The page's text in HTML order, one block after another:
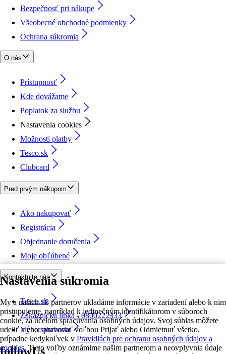
Nastavenia súkromia
My a našich 18 partnerov ukladáme informácie v zariadení alebo k nim
pristupujeme, napríklad k jedinečným identifikátorom v súboroch
cookie, za účelom spracúvania osobných údajov. Svoj súhlas môžete
udeliť alebo spravovať voľbou Prijať alebo Odmietnuť všetko,
prípadne kedykoľvek v Pravidlách pre ochranu osobných údajov a
cookies. Tieto voľby oznámime našim partnerom a neovplyvnia údaje
Bezpečnosť pri nákupe
Všeobecné obchodné podmienky
Ochrana súkromia
O nás
Prístupnosť
Kde dovážame
Poplatok za službu
Nastavenia cookies
Možnosti platby
Tesco.sk
Clubcard
Pred prvým nákupom
Ako nakupovať
Registrácia
Objednanie doručenia
Moje obľúbené
Kontaktujte nás
Tesco.sk
Zákaznícka linka - 0800222333
Výber obchodu
followUs